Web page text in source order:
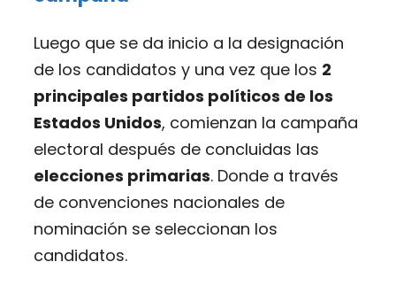
Luego que se da inicio a la designación
de los candidatos y una vez que los 2
principales partidos políticos de los
Estados Unidos, comienzan la campaña
electoral después de concluidas las
elecciones primarias. Donde a través
de convenciones nacionales de
nominación se seleccionan los
candidatos.